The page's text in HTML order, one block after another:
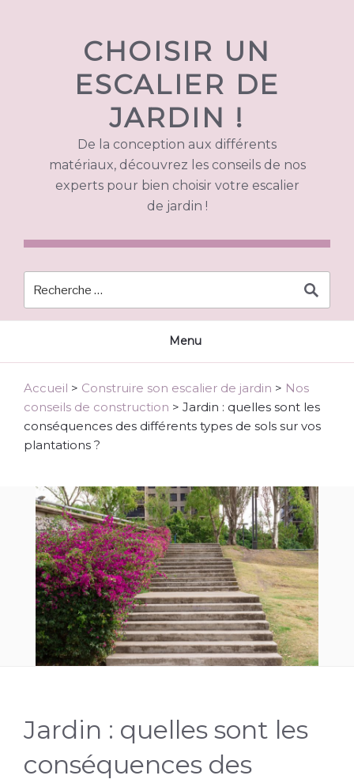
CHOISIR UN
ESCALIER DE
JARDIN !
De la conception aux différents
matériaux, découvrez les conseils de nos
experts pour bien choisir votre escalier
de jardin !
Menu
Accueil > Construire son escalier de jardin > Nos
conseils de construction > Jardin : quelles sont les
conséquences des différents types de sols sur vos
plantations ?
Jardin : quelles sont les
conséquences des